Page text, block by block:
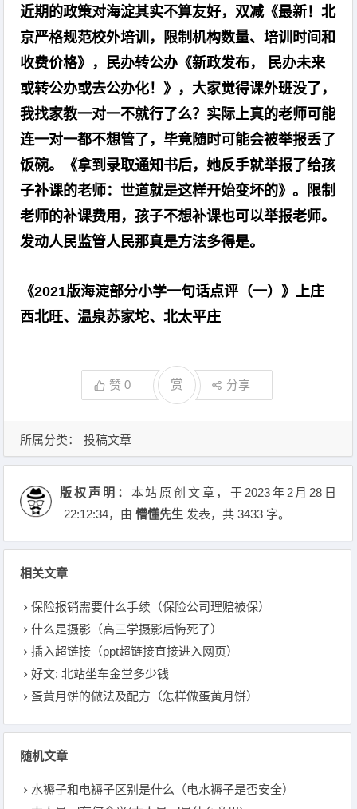
近期的政策对海淀其实不算友好，双减《最新！北
京严格规范校外培训，限制机构数量、培训时间和
收费价格》，民办转公办《新政发布， 民办未来
或转公办或去公办化！》，大家觉得课外班没了，
我找家教一对一不就行了么？实际上真的老师可能
连一对一都不想管了，毕竟随时可能会被举报丢了
饭碗。《拿到录取通知书后，她反手就举报了给孩
子补课的老师：世道就是这样开始变坏的》。限制
老师的补课费用，孩子不想补课也可以举报老师。
发动人民监管人民那真是方法多得是。
《2021版海淀部分小学一句话点评（一）》上庄
西北旺、温泉苏家坨、北太平庄
赞0 赏 分享
所属分类： 投稿文章
版权声明： 本站原创文章，于2023年2月28日
22:12:34，由懵懂先生 发表，共 3433 字。
相关文章
保险报销需要什么手续（保险公司理赔被保）
什么是摄影（高三学摄影后悔死了）
插入超链接（ppt超链接直接进入网页）
好文: 北站坐车金堂多少钱
蛋黄月饼的做法及配方（怎样做蛋黄月饼）
随机文章
水褥子和电褥子区别是什么（电水褥子是否安全）